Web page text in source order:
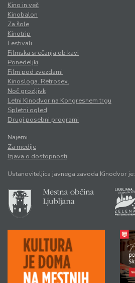
Kino in več
Kinobalon
Za šole
Kinotrip
Festivali
Filmska srečanja ob kavi
Ponedeljki
Film pod zvezdami
Kinosloga. Retrosex.
Noč grozljivk
Letni Kinodvor na Kongresnem trgu
Spletni ogled
Drugi posebni programi
Najemi
Za medije
Izjava o dostopnosti
Ustanoviteljica javnega zavoda Kinodvor je: